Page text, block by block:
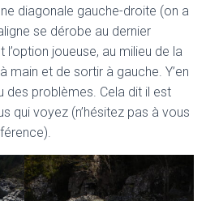
diagonale gauche-droite (on a
se dérobe au dernier
joueuse, au milieu de la
main et de sortir à gauche. Y’en
des problèmes. Cela dit il est
qui voyez (n’hésitez pas à vous